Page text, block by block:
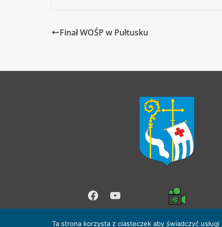
Finał WOŚP w Pułtusku
Facebook
YouTube
Ta strona korzysta z ciasteczek aby świadczyć